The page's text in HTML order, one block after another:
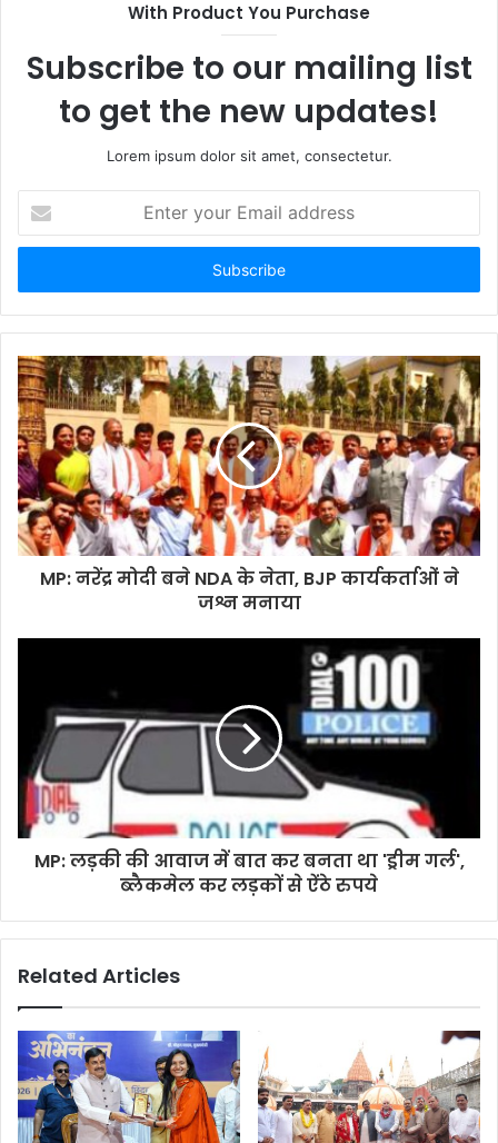
With Product You Purchase
Subscribe to our mailing list
to get the new updates!
Lorem ipsum dolor sit amet, consectetur.
your
Email
MP: नरेंद्र मोदी बने NDA के नेता, BJP कार्यकर्ताओं ने
जश्न मनाया
MP: लड़की की आवाज में बात कर बनता था 'ड्रीम गर्ल',
ब्लैकमेल कर लड़कों से ऐंठे रुपये
Related Articles